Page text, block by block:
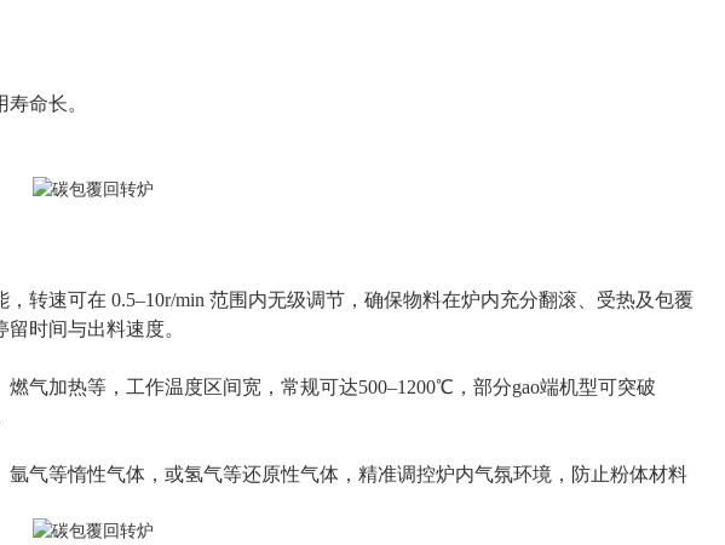
命长。
转速可在 0.5–10r/min 范围内无级调节，确保物料在炉内充分翻滚、受热及包覆
时间与出料速度。
气加热等，工作温度区间宽，常规可达500–1200℃，部分gao端机型可突破
气等惰性气体，或氢气等还原性气体，精准调控炉内气氛环境，防止粉体材料